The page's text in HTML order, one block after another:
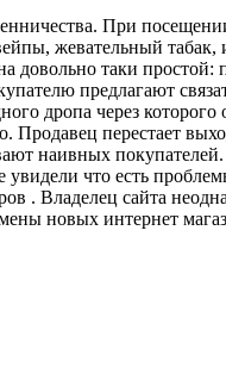
При
жевательный
таки простой:
предлагают
дропа через
Продавец перестает
наивных
увидели что есть
. Владелец сайта
новых интернет